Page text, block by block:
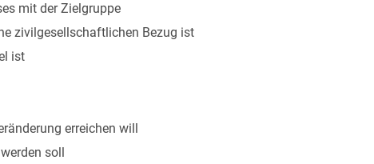
mit der Zielgruppe
zivilgesellschaftlichen Bezug ist
ist
erreichen will
soll